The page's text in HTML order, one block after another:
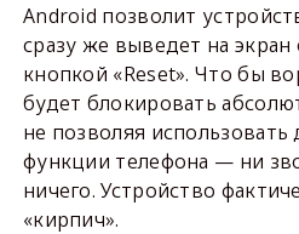
Android позволит
сразу же выведет на
кнопкой «Reset». Что бы
будет блокировать
не позволяя
функции телефона — ни
ничего. Устройство
«кирпич».